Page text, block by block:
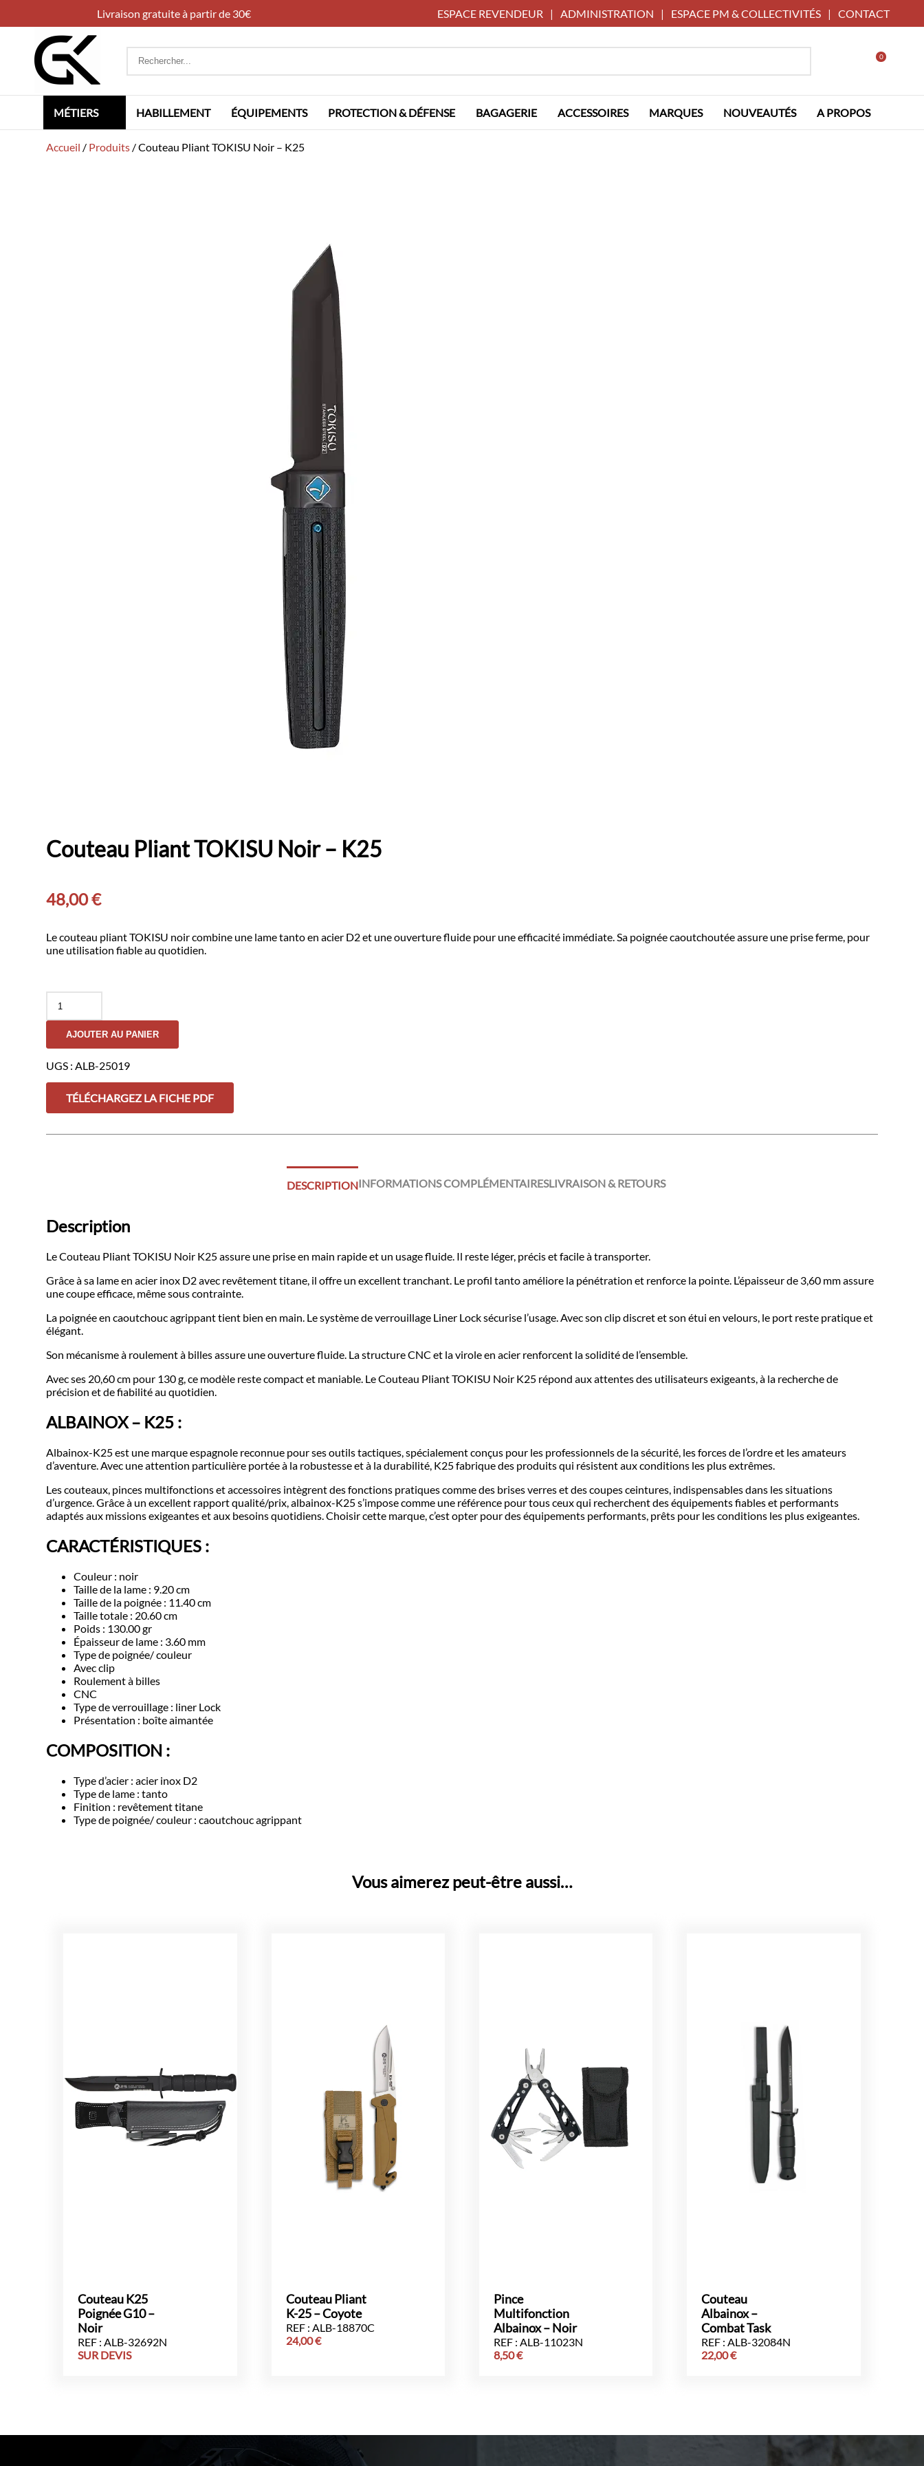
Livraison gratuite à partir de 30€ ESPACE REVENDEUR | ADMINISTRATION | ESPACE PM & COLLECTIVITÉS | CONTACT
Rechercher
0
MÉTIERS HABILLEMENT ÉQUIPEMENTS PROTECTION & DÉFENSE BAGAGERIE ACCESSOIRES MARQUES NOUVEAUTÉS A PROPOS
Accueil / Produits /Couteau Pliant TOKISU Noir – K25
Couteau Pliant TOKISU Noir – K25
48,00€
Le couteau pliant TOKISU noir combine une lame tanto en acier D2 et une ouverture fluide pour une efficacité immédiate. Sa poignée caoutchoutée assure une prise ferme, pour
une utilisation fiable au quotidien.
Couteau
Pliant
TOKISU
Noir
AJOUTER AU PANIER
UGS :ALB-25019
TÉLÉCHARGEZ LA FICHE PDF
DESCRIPTIONINFORMATIONS COMPLÉMENTAIRESLIVRAISON & RETOURS
Description
Le Couteau Pliant TOKISU Noir K25 assure une prise en main rapide et un usage fluide. Il reste léger, précis et facile à transporter.
Grâce à sa lame en acier inox D2 avec revêtement titane, il offre un excellent tranchant. Le profil tanto améliore la pénétration et renforce la pointe. L’épaisseur de 3,60 mm assure
une coupe efficace, même sous contrainte.
La poignée en caoutchouc agrippant tient bien en main. Le système de verrouillage Liner Lock sécurise l’usage. Avec son clip discret et son étui en velours, le port reste pratique et
élégant.
Son mécanisme à roulement à billes assure une ouverture fluide. La structure CNC et la virole en acier renforcent la solidité de l’ensemble.
Avec ses 20,60 cm pour 130 g, ce modèle reste compact et maniable. Le Couteau Pliant TOKISU Noir K25 répond aux attentes des utilisateurs exigeants, à la recherche de
précision et de fiabilité au quotidien.
ALBAINOX – K25 :
Albainox-K25 est une marque espagnole reconnue pour ses outils tactiques, spécialement conçus pour les professionnels de la sécurité, les forces de l’ordre et les amateurs
d’aventure. Avec une attention particulière portée à la robustesse et à la durabilité, K25 fabrique des produits qui résistent aux conditions les plus extrêmes.
Les couteaux, pinces multifonctions et accessoires intègrent des fonctions pratiques comme des brises verres et des coupes ceintures, indispensables dans les situations
d’urgence. Grâce à un excellent rapport qualité/prix, albainox-K25 s’impose comme une référence pour tous ceux qui recherchent des équipements fiables et performants
adaptés aux missions exigeantes et aux besoins quotidiens. Choisir cette marque, c’est opter pour des équipements performants, prêts pour les conditions les plus exigeantes.
CARACTÉRISTIQUES :
Couleur : noir
Taille de la lame : 9.20 cm
Taille de la poignée : 11.40 cm
Taille totale : 20.60 cm
Poids : 130.00 gr
Épaisseur de lame : 3.60 mm
Type de poignée/ couleur
Avec clip
Roulement à billes
CNC
Type de verrouillage : liner Lock
Présentation : boîte aimantée
COMPOSITION :
Type d’acier : acier inox D2
Type de lame : tanto
Finition : revêtement titane
Type de poignée/ couleur : caoutchouc agrippant
Vous aimerez peut-être aussi…
Couteau K25
Poignée G10 –
Noir
REF : ALB-32692N
SUR DEVIS
Couteau Pliant
K-25 – Coyote
REF : ALB-18870C
24,00€
Pince
Multifonction
Albainox – Noir
REF : ALB-11023N
8,50€
Couteau
Albainox –
Combat Task
REF : ALB-32084N
22,00€